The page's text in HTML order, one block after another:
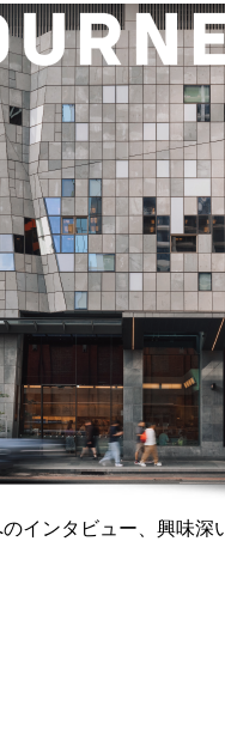
インタビュー、興味深